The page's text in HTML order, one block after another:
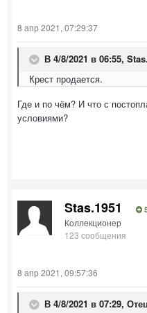
8 апр 2021, 07:29:37
В 4/8/2021 в 06:55,
Крест продается.
Где и по чём? И что с
условиями?
Stas.1951
Коллекционер
123 сообщения
8 апр 2021, 09:57:36
В 4/8/2021 в 07:29,